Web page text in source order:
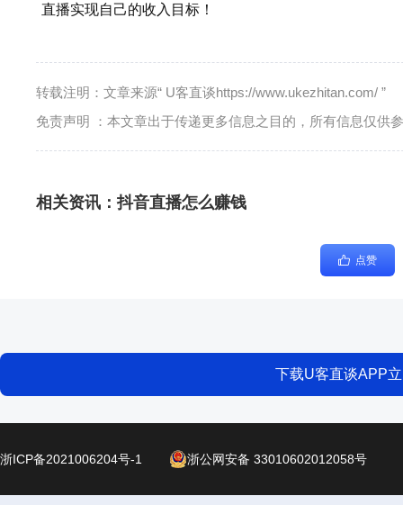
直播实现自己的收入目标！
转载注明：文章来源“ U客直谈https://www.ukezhitan.com/ ”
免责声明 ：本文章出于传递更多信息之目的，所有信息仅供
相关资讯：抖音直播怎么赚钱
点赞
下载U客直谈APP
浙ICP备2021006204号-1 浙公网安备 33010602012058号